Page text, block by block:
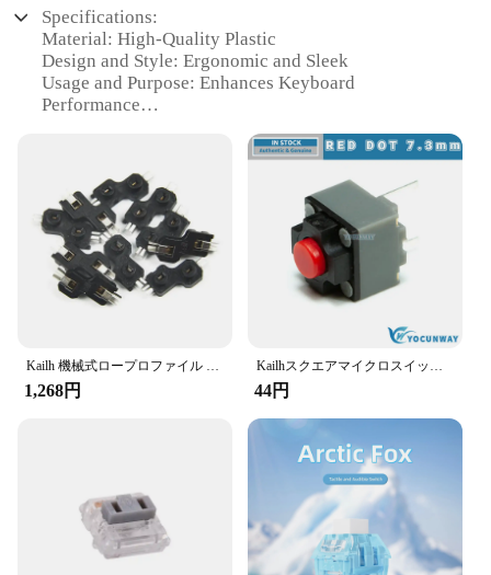
Specifications:
Material: High-Quality Plastic
Design and Style: Ergonomic and Sleek
Usage and Purpose: Enhances Keyboard
Performance
Parts and Accessories: Includes Kailh Socket and
Typical Adaptive Scenario: Compatible with
Various Keyboard Models
Features:
|Vendors|
keyboard enthusiasts and professionals alike,
offering unmatched durability and reliability. Made
withstand the rigors of frequent use, ensuring that
your keyboard remains in top condition for an
extended period. Whether you're a gamer, a
programmer, or a writer, the Kailh Socket is an
essential accessory that will enhance your typing
experience and prolong the life of your keyboard.
Kailh 機械式ロープロファイル 1350 チョコレート スイッチ用ホットスワップ ソケット
1,268円
Kailhスクエアマイクロスイッチ,tact,オリジナル,ワイヤレスタードマウスボタン,4.3mm, 7.3mm, 9.5mm,新品
44円